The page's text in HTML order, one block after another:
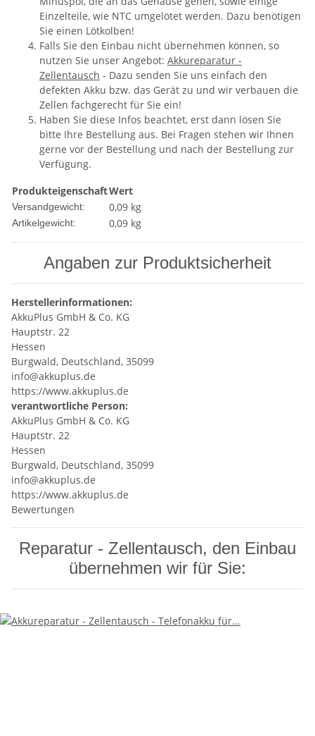
Einzelteile, wie NTC umgelötet werden. Dazu benötigen
Sie einen Lötkolben!
Falls Sie den Einbau nicht übernehmen können, so
nutzen Sie unser Angebot: Akkureparatur -
Zellentausch - Dazu senden Sie uns einfach den
defekten Akku bzw. das Gerät zu und wir verbauen die
Zellen fachgerecht für Sie ein!
Haben Sie diese Infos beachtet, erst dann lösen Sie
bitte Ihre Bestellung aus. Bei Fragen stehen wir Ihnen
gerne vor der Bestellung und nach der Bestellung zur
Verfügung.
ProdukteigenschaftWert
Versandgewicht: 0,09 kg
Artikelgewicht: 0,09 kg
Angaben zur Produktsicherheit
Herstellerinformationen:
AkkuPlus GmbH & Co. KG
Hauptstr. 22
Hessen
Burgwald, Deutschland, 35099
info@akkuplus.de
https://www.akkuplus.de
verantwortliche Person:
AkkuPlus GmbH & Co. KG
Hauptstr. 22
Hessen
Burgwald, Deutschland, 35099
info@akkuplus.de
https://www.akkuplus.de
Bewertungen
Reparatur - Zellentausch, den Einbau
übernehmen wir für Sie: